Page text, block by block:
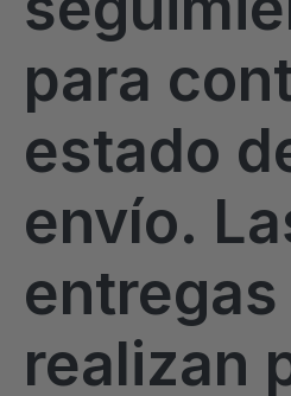
para
estado
envío.
entregas
realizan